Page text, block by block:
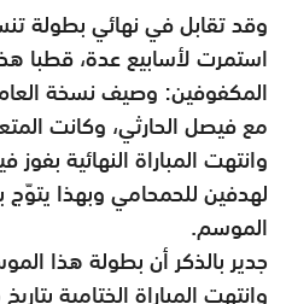
وقد تقابل في نهائي بطولة
استمرت لأسابيع عدة، قطبا
المكفوفين: وصيف نسخة
مع فيصل الحارثي، وكانت
لهدفين للحمحامي وبهذا يتوّج
الموسم.